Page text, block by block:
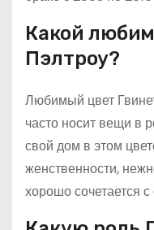
Какой
Пэлтроу?
Любимый цвет
часто носит вещи в
свой дом в этом
женственности,
хорошо сочетается